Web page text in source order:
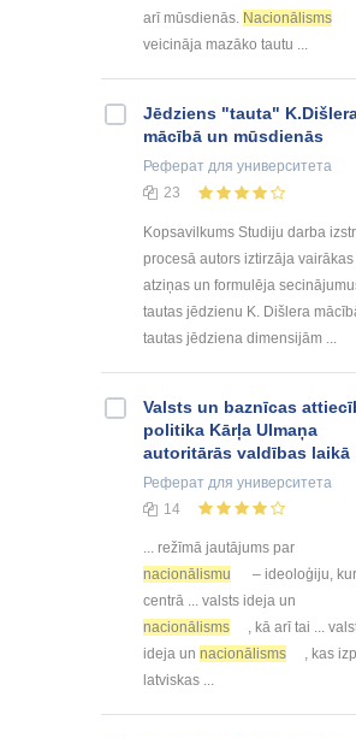
arī mūsdienās. Nacionālisms
veicināja mazāko tautu ...
Jēdziens "tauta"
mācībā un mūsdienās
Реферат для университета
23
Kopsavilkums Studiju darba
procesā autors iztirzāja vairākas
atziņas un formulēja
tautas jēdzienu K. Dišlera
tautas jēdziena dimensijām ...
Valsts un baznīcas
politika Kārļa Ulmaņa
autoritārās valdības laikā
Реферат для университета
14
... režīmā jautājums par
nacionālismu
– ideoloģiju,
centrā ... valsts ideja un
nacionālisms
, kā arī tai ...
ideja un nacionālisms
, kas
latviskas ...